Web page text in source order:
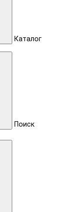
Каталог
Поиск